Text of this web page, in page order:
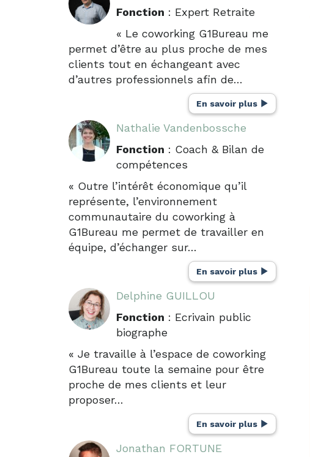
Fonction : Expert Retraite
« Le coworking G1Bureau me
permet d’être au plus proche de mes
clients tout en échangeant avec
d’autres professionnels afin de…
En savoir plus
Nathalie Vandenbossche
Fonction : Coach & Bilan de
compétences
« Outre l’intérêt économique qu’il
représente, l’environnement
communautaire du coworking à
G1Bureau me permet de travailler en
équipe, d’échanger sur…
En savoir plus
Delphine GUILLOU
Fonction : Ecrivain public
biographe
« Je travaille à l’espace de coworking
G1Bureau toute la semaine pour être
proche de mes clients et leur
proposer…
En savoir plus
Jonathan FORTUNE